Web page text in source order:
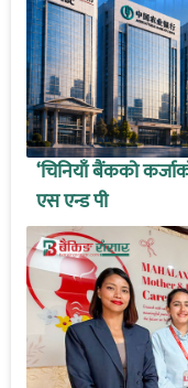
‘चिनियाँ बैंकको
एस एन्ड पी